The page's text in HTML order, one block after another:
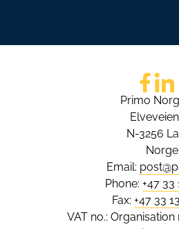
Go
Primo
N-3256
Norge
Email:
Phone: +47 33
Fax: +47 33
VAT no.: Organisation